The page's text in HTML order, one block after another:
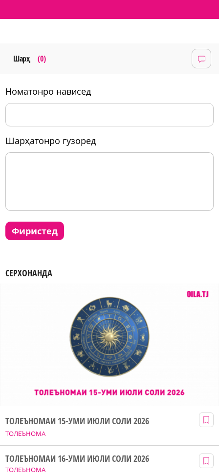
Шарҳ (0)
номатонро нависед
шарҳатонро гузоред
фиристед
СЕРХОНАНДА
ТОЛЕЪНОМА
ТОЛЕЪНОМАИ 15-УМИ ИЮЛИ СОЛИ 2026
ТОЛЕЪНОМА
ТОЛЕЪНОМАИ 16-УМИ ИЮЛИ СОЛИ 2026